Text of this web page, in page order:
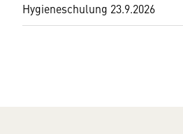
Hygieneschulung 23.9.2026